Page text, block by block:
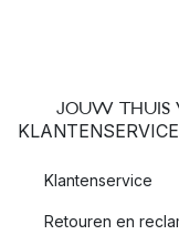
JOUW THUIS
KLANTENSERVICE
Klantenservice
Retouren en